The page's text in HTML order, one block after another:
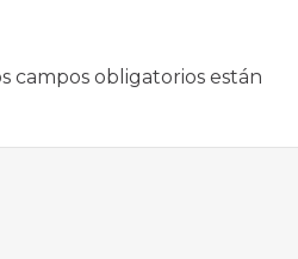
campos obligatorios están